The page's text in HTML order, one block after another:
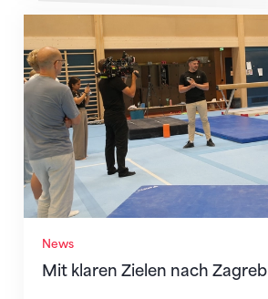
News
Mit klaren Zielen nach Zagreb
Mit klaren Zielen nach Zagreb